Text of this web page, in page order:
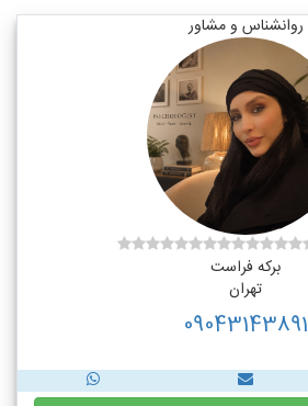
روانشناس و مشاور
برکه فراست
تهران
09043143891